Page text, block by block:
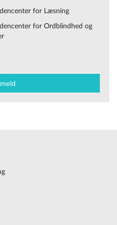
for Læsning
for Ordblindhed og